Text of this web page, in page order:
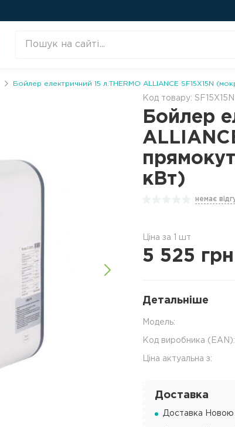
Бойлер електричний 15 л.THERMO ALLIANCE SF15X15N
Код товару: SF15X15N
Бойлер
кВт)
немає
Ціна за 1 шт
5 525 грн
Детальніше
Модель:
Код виробника (EAN):
Ціна актуальна з:
Доставка
Доставка Новою